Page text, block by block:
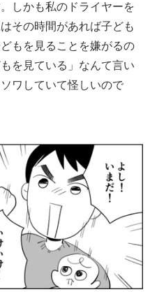
しかも私のドライヤーを
その時間があれば子ども
もを見ることを嫌がるの
を見ている」なんて言い
ワしていて怪しいので